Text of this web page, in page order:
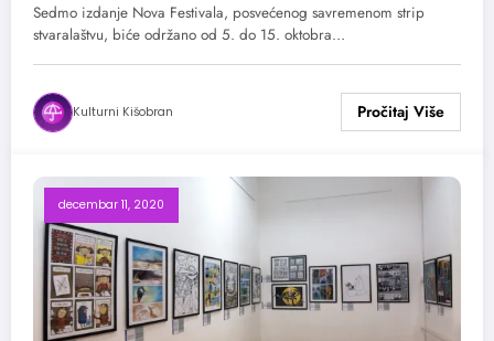
Sedmo izdanje Nova Festivala, posvećenog savremenom strip
stvaralaštvu, biće održano od 5. do 15. oktobra…
Kulturni Kišobran
decembar 11, 2020